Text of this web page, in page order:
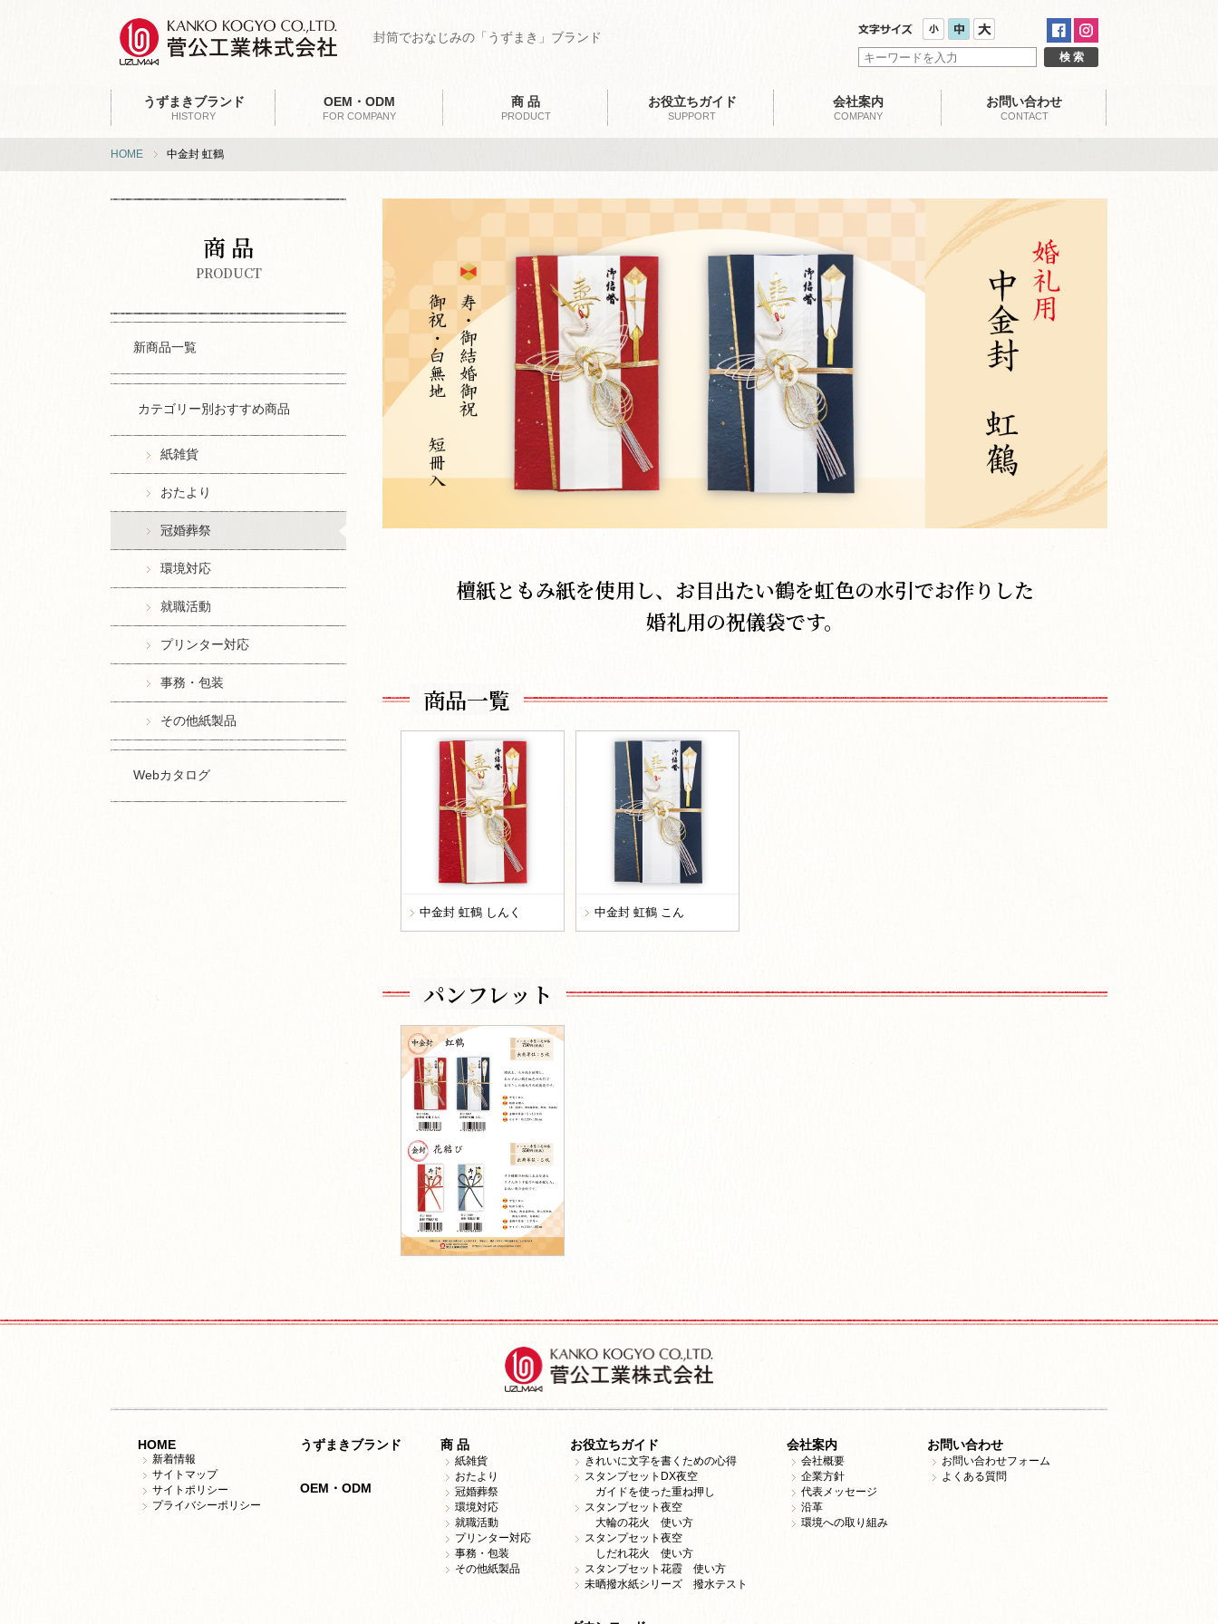
封筒でおなじみの「うずまき」ブランド
うずまきブランド
HISTORY
OEM・ODM
FOR COMPANY
商 品
PRODUCT
お役立ちガイド
SUPPORT
会社案内
COMPANY
お問い合わせ
CONTACT
HOME 中金封 虹鶴
商 品
PRODUCT
新商品一覧
カテゴリー別おすすめ商品
紙雑貨
おたより
冠婚葬祭
環境対応
就職活動
プリンター対応
事務・包装
その他紙製品
Webカタログ
檀紙ともみ紙を使用し、お目出たい鶴を虹色の水引でお作りした
婚礼用の祝儀袋です。
商品一覧
中金封 虹鶴 しんく 中金封 虹鶴 こん
パンフレット
HOME
新着情報
サイトマップ
サイトポリシー
プライバシーポリシー
うずまきブランド
OEM・ODM
商 品
紙雑貨
おたより
冠婚葬祭
環境対応
就職活動
プリンター対応
事務・包装
その他紙製品
お役立ちガイド
きれいに文字を書くための心得
スタンプセットDX夜空
ガイドを使った重ね押し
スタンプセット夜空
大輪の花火 使い方
スタンプセット夜空
しだれ花火 使い方
スタンプセット花霞 使い方
未晒撥水紙シリーズ 撥水テスト
会社案内
会社概要
企業方針
代表メッセージ
沿革
環境への取り組み
お問い合わせ
お問い合わせフォーム
よくある質問